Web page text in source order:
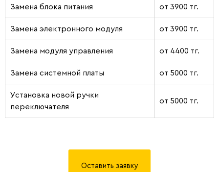
Замена блока питания от 3900 тг.
Замена электронного модуля от 3900 тг.
Замена модуля управления от 4400 тг.
Замена системной платы от 5000 тг.
Установка новой ручки
переключателя
от 5000 тг.
Оставить заявку